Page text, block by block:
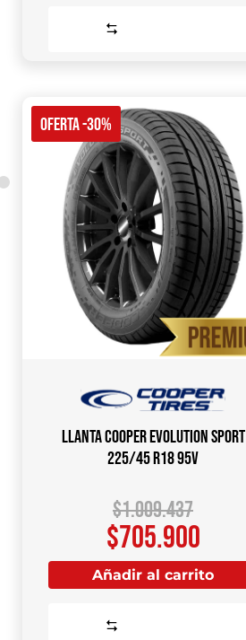
OFERTA -30%
Llanta COOPER Evolution Sport
225/45 R18 95V
$1.009.437
$705.900
Añadir al carrito